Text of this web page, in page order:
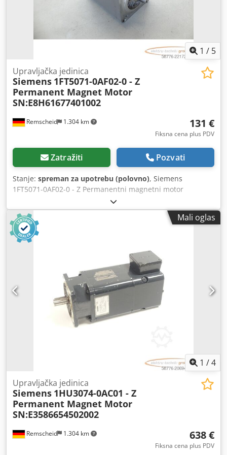
1 / 5
Remscheid 1.304 km
Upravljačka jedinica
Siemens 1FT5071-0AF02-0 - Z
Permanent Magnet Motor
SN:E8H61677401002
131 €
Fiksna cena plus PDV
Zatražiti Pozvati
Stanje: spreman za upotrebu (polovno), Siemens
1FT5071-0AF02-0 - Z Permanentni magnetni motor
SN:E8H61677401002, korišćen, dobro očuvan, 100%
ispravan, isporuka prema slikama. Codpfx Akezfyr Isrjrf
Mali oglas
1 /4
Remscheid 1.304 km
Upravljačka jedinica
Siemens 1HU3074-0AC01 - Z
Permanent Magnet Motor
SN:E3586654502002
638 €
Fiksna cena plus PDV